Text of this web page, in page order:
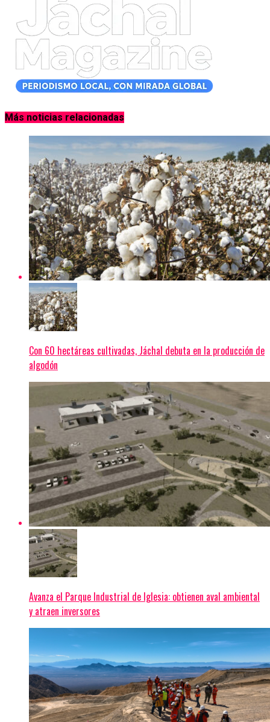
Más noticias relacionadas
Con 60 hectáreas cultivadas, Jáchal debuta en la producción de
algodón
Avanza el Parque Industrial de Iglesia: obtienen aval ambiental
y atraen inversores